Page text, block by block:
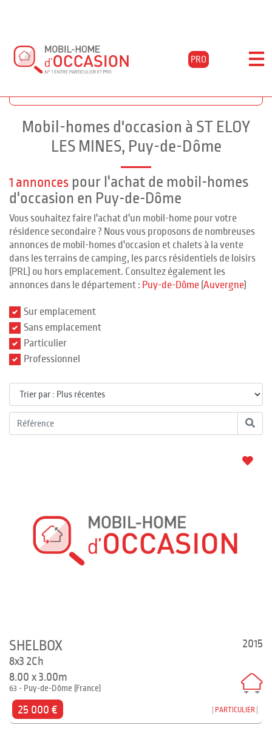
PRO
Accueil Acheter Auvergne Puy-de-dôme St-eloy-les-mines
Filtrer les résultats
Mobil-homes d'occasion à ST ELOY
LES MINES, Puy-de-Dôme
1 annonces pour l'achat de mobil-homes
d'occasion en Puy-de-Dôme
Vous souhaitez faire l'achat d'un mobil-home pour votre
résidence secondaire ? Nous vous proposons de nombreuses
annonces de mobil-homes d'occasion et chalets à la vente
dans les terrains de camping, les parcs résidentiels de loisirs
(PRL) ou hors emplacement. Consultez également les
annonces dans le département : Puy-de-Dôme (Auvergne)
Sur emplacement
Sans emplacement
Particulier
Professionnel
2015
SHELBOX
8x3 2Ch
8.00 x 3.00m
63 - Puy-de-Dôme (France)
25 000 € PARTICULIER